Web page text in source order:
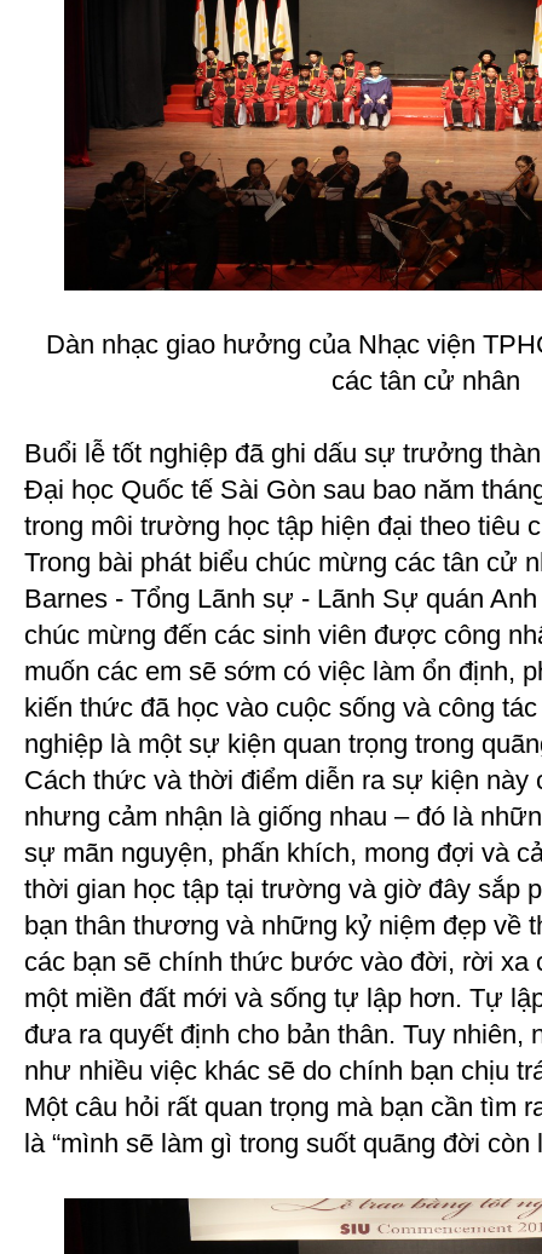
Dàn nhạc giao hưởng của Nhạc viện
các tân cử nhân
Buổi lễ tốt nghiệp đã ghi dấu sự trưởng
Đại học Quốc tế Sài Gòn sau bao năm
trong môi trường học tập hiện đại theo tiêu
Trong bài phát biểu chúc mừng các tân cử
Barnes - Tổng Lãnh sự - Lãnh Sự quán
chúc mừng đến các sinh viên được công
muốn các em sẽ sớm có việc làm ổn định,
kiến thức đã học vào cuộc sống và công
nghiệp là một sự kiện quan trọng trong
Cách thức và thời điểm diễn ra sự kiện này
nhưng cảm nhận là giống nhau – đó là
sự mãn nguyện, phấn khích, mong đợi và
thời gian học tập tại trường và giờ đây sắp
bạn thân thương và những kỷ niệm đẹp về
các bạn sẽ chính thức bước vào đời, rời xa
một miền đất mới và sống tự lập hơn. Tự
đưa ra quyết định cho bản thân. Tuy nhiên,
như nhiều việc khác sẽ do chính bạn chịu
Một câu hỏi rất quan trọng mà bạn cần tìm
là “mình sẽ làm gì trong suốt quãng đời còn